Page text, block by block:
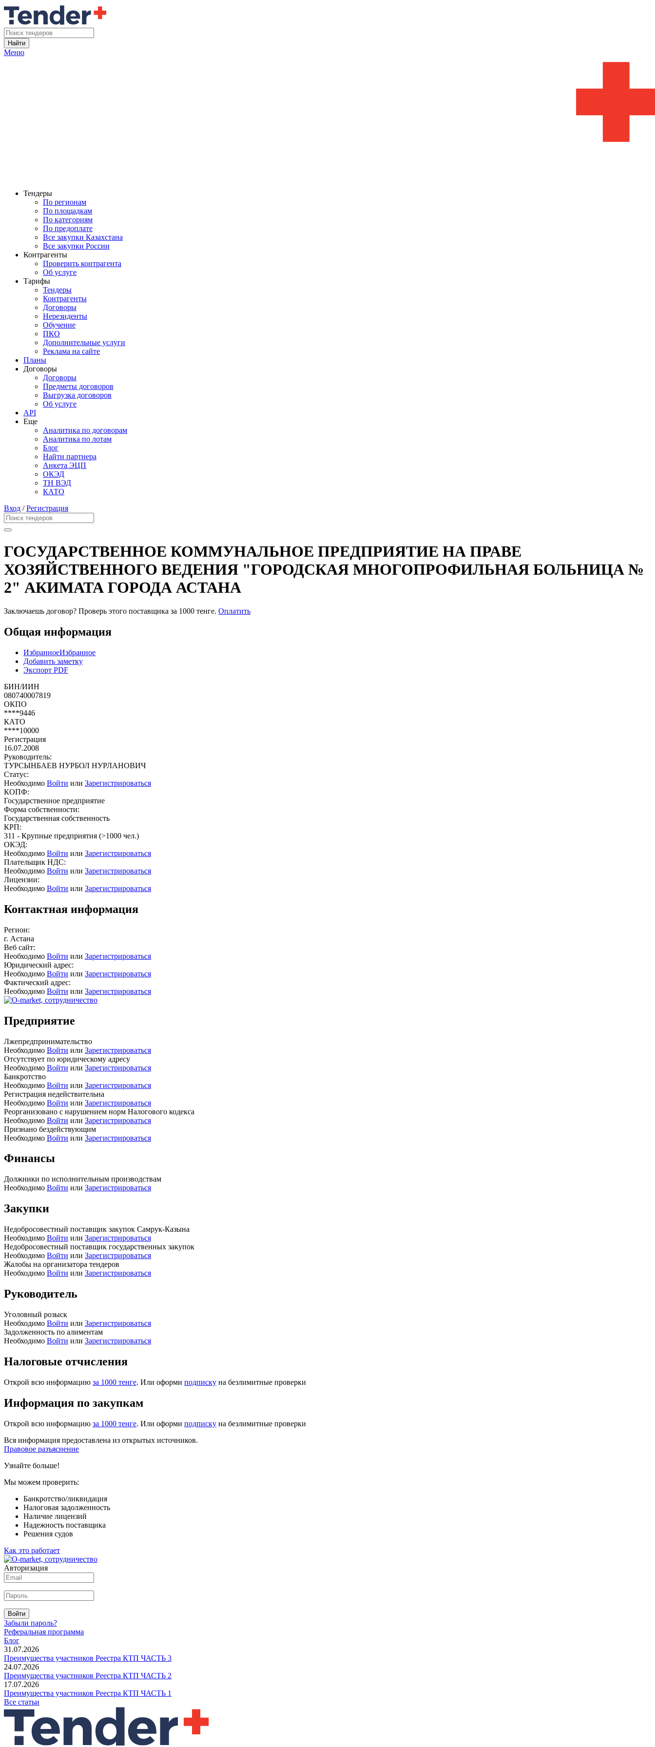
Найти
Меню
Тендеры
По регионам
По площадкам
По категориям
По предоплате
Все закупки Казахстана
Все закупки России
Контрагенты
Проверить контрагента
Об услуге
Тарифы
Тендеры
Контрагенты
Договоры
Нерезиденты
Обучение
ПКО
Дополнительные услуги
Реклама на сайте
Планы
Договоры
Договоры
Предметы договоров
Выгрузка договоров
Об услуге
API
Еще
Аналитика по договорам
Аналитика по лотам
Блог
Найти партнера
Анкета ЭЦП
ОКЭД
ТН ВЭД
КАТО
Вход /Регистрация
ГОСУДАРСТВЕННОЕ КОММУНАЛЬНОЕ ПРЕДПРИЯТИЕ НА ПРАВЕ
ХОЗЯЙСТВЕННОГО ВЕДЕНИЯ "ГОРОДСКАЯ МНОГОПРОФИЛЬНАЯ БОЛЬНИЦА №
2" АКИМАТА ГОРОДА АСТАНА
Заключаешь договор? Проверь этого поставщика за 1000 тенге. Оплатить
Общая информация
ИзбранноеИзбранное
Добавить заметку
Экспорт PDF
БИН/ИИН
080740007819
ОКПО
****9446
КАТО
****10000
Регистрация
16.07.2008
Руководитель:
ТУРСЫНБАЕВ НУРБОЛ НУРЛАНОВИЧ
Статус:
Необходимо Войти или Зарегистрироваться
КОПФ:
Государственное предприятие
Форма собственности:
Государственная собственность
КРП:
311 - Крупные предприятия (>1000 чел.)
ОКЭД:
Необходимо Войти или Зарегистрироваться
Плательщик НДС:
Необходимо Войти или Зарегистрироваться
Лицензии:
Необходимо Войти или Зарегистрироваться
Контактная информация
Регион:
г. Астана
Веб сайт:
Необходимо Войти или Зарегистрироваться
Юридический адрес:
Необходимо Войти или Зарегистрироваться
Фактический адрес:
Необходимо Войти или Зарегистрироваться
Предприятие
Лжепредпринимательство
Необходимо Войти или Зарегистрироваться
Отсутствует по юридическому адресу
Необходимо Войти или Зарегистрироваться
Банкротство
Необходимо Войти или Зарегистрироваться
Регистрация недействительна
Необходимо Войти или Зарегистрироваться
Реорганизовано с нарушением норм Налогового кодекса
Необходимо Войти или Зарегистрироваться
Признано бездействующим
Необходимо Войти или Зарегистрироваться
Финансы
Должники по исполнительным производствам
Необходимо Войти или Зарегистрироваться
Закупки
Недобросовестный поставщик закупок Самрук-Казына
Необходимо Войти или Зарегистрироваться
Недобросовестный поставщик государственных закупок
Необходимо Войти или Зарегистрироваться
Жалобы на организатора тендеров
Необходимо Войти или Зарегистрироваться
Руководитель
Уголовный розыск
Необходимо Войти или Зарегистрироваться
Задолженность по алиментам
Необходимо Войти или Зарегистрироваться
Налоговые отчисления
Открой всю информацию за 1000 тенге. Или оформи подписку на безлимитные проверки
Информация по закупкам
Открой всю информацию за 1000 тенге. Или оформи подписку на безлимитные проверки
Вся информация предоставлена из открытых источников.
Правовое разъяснение
Узнайте больше!
Мы можем проверить:
Банкротство/ликвидация
Налоговая задолженность
Наличие лицензий
Надежность поставщика
Решения судов
Как это работает
Авторизация
Войти
Забыли пароль?
Реферальная программа
Блог
31.07.2026
Преимущества участников Реестра КТП ЧАСТЬ 3
24.07.2026
Преимущества участников Реестра КТП ЧАСТЬ 2
17.07.2026
Преимущества участников Реестра КТП ЧАСТЬ 1
Все статьи